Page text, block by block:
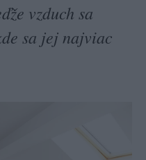
vzduch sa
sa jej najviac